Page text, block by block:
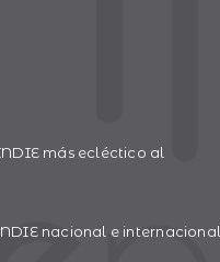
más ecléctico al
nacional e internacional